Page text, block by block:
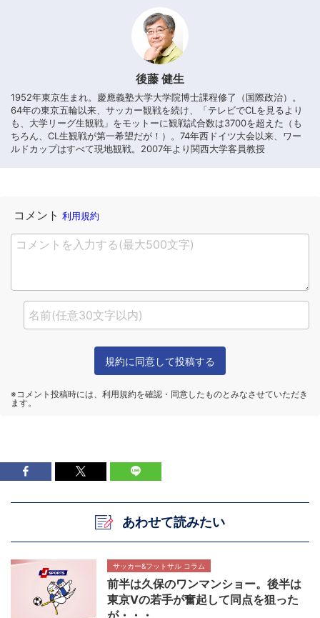
後藤 健生
1952年東京生まれ。慶應義塾大学大学院博士課程修了（国際政治）。
64年の東京五輪以来、サッカー観戦を続け、「テレビでCLを見るより
も、大学リーグ生観戦」をモットーに観戦試合数は3700を超えた（も
ちろん、CL生観戦が第一希望だが！）。74年西ドイツ大会以来、ワー
ルドカップはすべて現地観戦。2007年より関西大学客員教授
あわせて読みたい
サッカー&フットサル コラム
前半は久保のワンマンショー。後半は
東京Vの若手が奮起して同点を狙った
が・・・